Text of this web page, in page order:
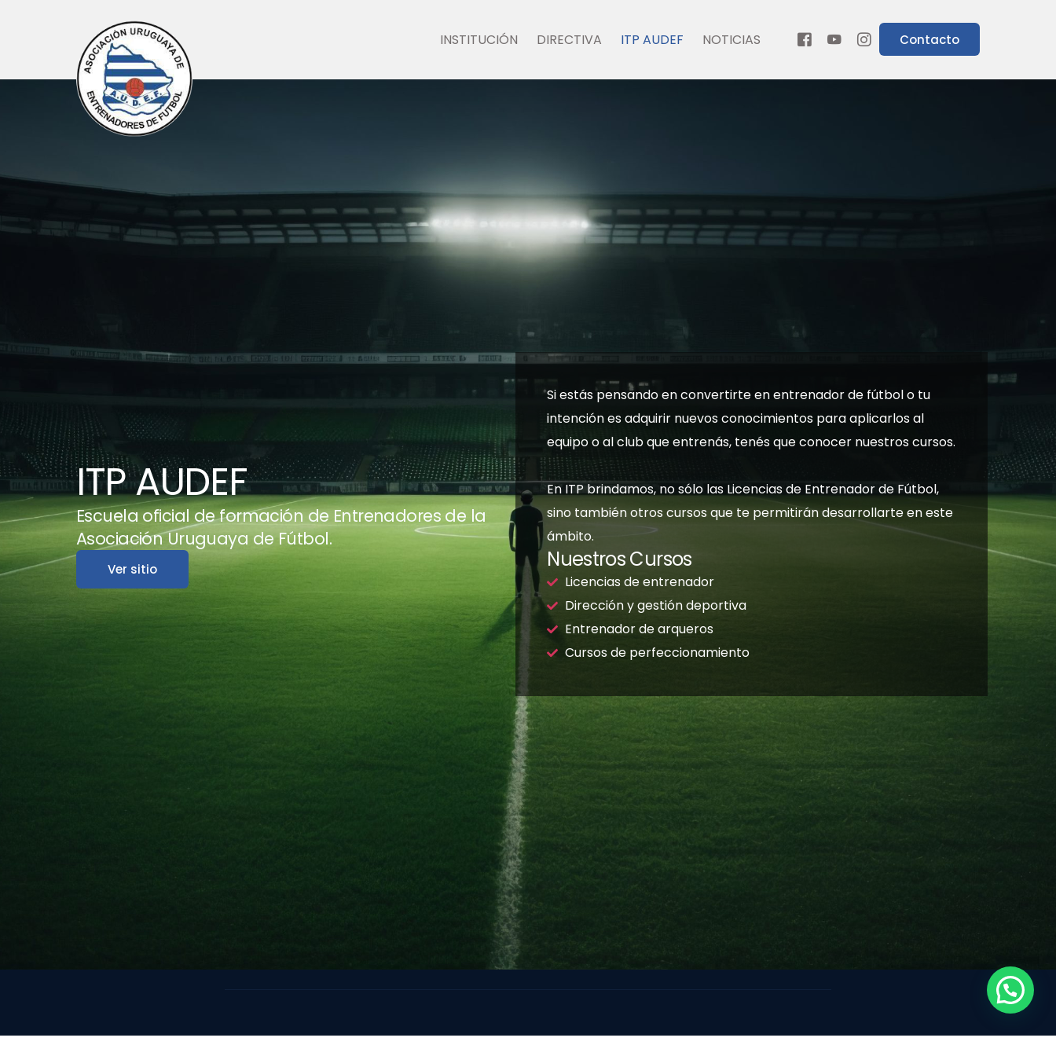
INSTITUCIÓN DIRECTIVA ITP AUDEF NOTICIAS Contacto
ITP AUDEF
Escuela oficial de formación de Entrenadores de la
Asociación Uruguaya de Fútbol.
Ver sitio
Si estás pensando en convertirte en entrenador de fútbol o tu
intención es adquirir nuevos conocimientos para aplicarlos al
equipo o al club que entrenás, tenés que conocer nuestros cursos.
En ITP brindamos, no sólo las Licencias de Entrenador de Fútbol,
sino también otros cursos que te permitirán desarrollarte en este
ámbito.
Nuestros Cursos
Licencias de entrenador
Dirección y gestión deportiva
Entrenador de arqueros
Cursos de perfeccionamiento